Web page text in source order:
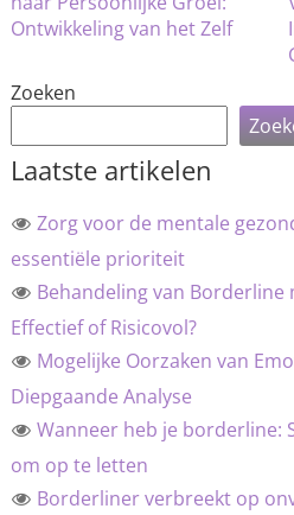
Ontwikkeling van het Zelf
Zoeken
Laatste artikelen
Zorg voor de mentale
essentiële prioriteit
Behandeling van Borderline
Effectief of Risicovol?
Mogelijke Oorzaken van
Diepgaande Analyse
Wanneer heb je borderline:
om op te letten
Borderliner verbreekt op